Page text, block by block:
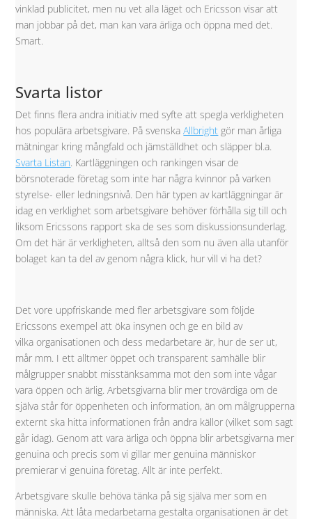
vinklad publicitet, men nu vet alla läget och Ericsson visar att
man jobbar på det, man kan vara ärliga och öppna med det.
Smart.
Svarta listor
Det finns flera andra initiativ med syfte att spegla verkligheten
hos populära arbetsgivare. På svenskaAllbright gör man årliga
mätningar kring mångfald och jämställdhet och släpper bl.a.
Svarta Listan. Kartläggningen och rankingen visar de
börsnoterade företag som inte har några kvinnor på varken
styrelse- eller ledningsnivå. Den här typen av kartläggningar är
idag en verklighet som arbetsgivare behöver förhålla sig till och
liksom Ericssons rapport ska de ses som diskussionsunderlag.
Om det här är verkligheten, alltså den som nu även alla utanför
bolaget kan ta del av genom några klick, hur vill vi ha det?
Det vore uppfriskande med fler arbetsgivare som följde
Ericssons exempel att öka insynen och ge en bild av
vilka organisationen och dess medarbetare är, hur de ser ut,
mår mm. I ett alltmer öppet och transparent samhälle blir
målgrupper snabbt misstänksamma mot den som inte vågar
vara öppen och ärlig. Arbetsgivarna blir mer trovärdiga om de
själva står för öppenheten och information, än om målgrupperna
externt ska hitta informationen från andra källor (vilket som sagt
går idag). Genom att vara ärliga och öppna blir arbetsgivarna mer
genuina och precis som vi gillar mer genuina människor
premierar vi genuina företag. Allt är inte perfekt.
Arbetsgivare skulle behöva tänka på sig själva mer som en
människa. Att låta medarbetarna gestalta organisationen är det